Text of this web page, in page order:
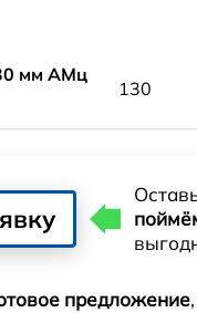
мм АМц
130
предложение